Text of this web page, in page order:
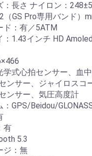
長さ ナイロン：
（GS Pro専用バンド）
ド：有／5ATM
1.43インチ HD
学式心拍センサー、血
ンサー、ジャイロスコ
ンサー、気圧高度計
GPS/Beidou/
有
5.3
ジ：無